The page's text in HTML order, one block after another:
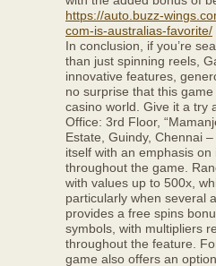
https://auto.buzz-
com-is-australias-favorite/
In conclusion, if you’re
than just spinning reels,
innovative features,
no surprise that this
casino world. Give it a try
Office: 3rd Floor,
Estate, Guindy, Chennai
itself with an emphasis
throughout the game.
with values up to 500x,
particularly when several
provides a free spins
symbols, with multipliers
throughout the feature.
game also offers an